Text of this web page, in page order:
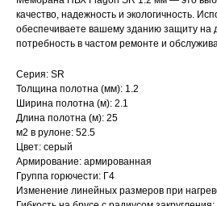
качество, надежность и экологичность.
обеспечиваете вашему зданию защиту на
потребность в частом ремонте и
Серия: SR
Толщина полотна (мм): 1.2
Ширина полотна (м): 2.1
Длина полотна (м): 25
м2 в рулоне: 52.5
Цвет: серый
Армирование: армированная
Группа горючести: Г4
Изменение линейных размеров при